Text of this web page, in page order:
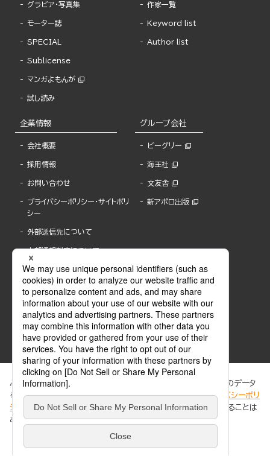
グラビア・写真集
モーター誌
SPECIAL
Sublicense
マンガよもんが
試し読み
作家一覧
Keyword list
Author list
企業情報
会社概要
採用情報
お問い合わせ
プライバシーポリシー・サイトポリ
シー
外部送信先について
内部通報制度について
グループ会社
ビーグリー
海王社
文友舎
新アポロ出版
ABJマークは、この電子書店・電子書籍配信サービスが、著作権者からコンテンツ使用許諾を
得た正規版配信サービスであることを示す登録商標(登録番号 第6091713号)です。
ABJマークの詳細、ABJマークを掲示しているサービスの一覧はこちら。
ぶんか社が運営するサイトでは、利便性向上のためにCookie等のデータ
を使用しています。 当社のCookieについての詳細は、「プライバシーポリ
シー
」をご覧ください。当サイトでは、訪問者の個人情報を追跡することは
ありません。